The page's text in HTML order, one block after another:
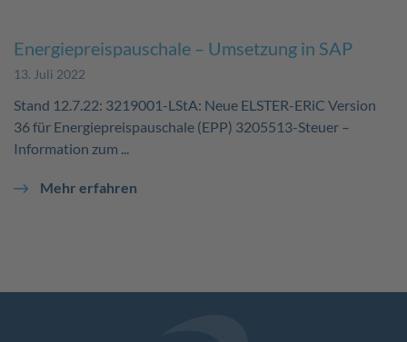
Energiepreispauschale – Umsetzung in SAP
13. Juli 2022
Stand 12.7.22: 3219001-LStA: Neue ELSTER-ERiC Version
36 für Energiepreispauschale (EPP) 3205513-Steuer –
Information zum ...
Mehr erfahren